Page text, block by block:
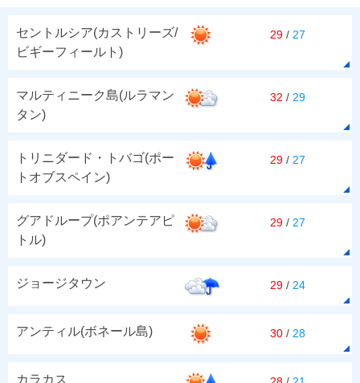
セントルシア(カストリーズ/
ビギーフィールト)
29 / 27
マルティニーク島(ルラマン
タン)
32 / 29
トリニダード・トバゴ(ポー
トオブスペイン)
29 / 27
グアドループ(ポアンテアピ
トル)
29 / 27
ジョージタウン 29 / 24
アンティル(ボネール島) 30 / 28
カラカス